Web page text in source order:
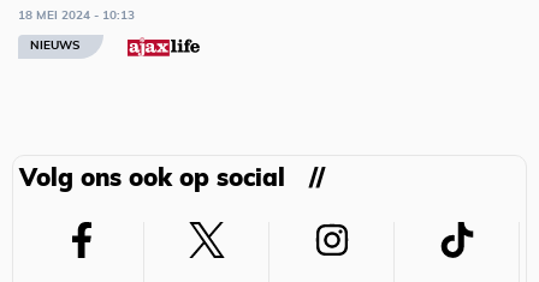
18 MEI 2024 - 10:13
NIEUWS
Volg ons ook op social